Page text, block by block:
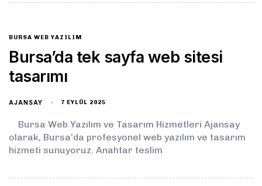
BURSA WEB YAZILIM
Bursa’da tek sayfa web sitesi
tasarımı
AJANSAY 7 EYLÜL 2025
Bursa Web Yazılım ve Tasarım Hizmetleri Ajansay
olarak, Bursa’da profesyonel web yazılım ve tasarım
hizmeti sunuyoruz. Anahtar teslim